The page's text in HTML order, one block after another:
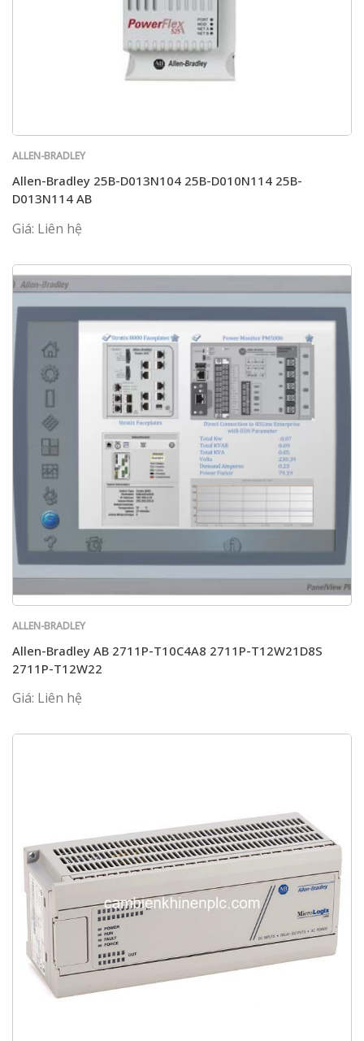
ALLEN-BRADLEY
Allen-Bradley 25B-D013N104 25B-D010N114 25B-
D013N114 AB
Giá: Liên hệ
ALLEN-BRADLEY
Allen-Bradley AB 2711P-T10C4A8 2711P-T12W21D8S
2711P-T12W22
Giá: Liên hệ